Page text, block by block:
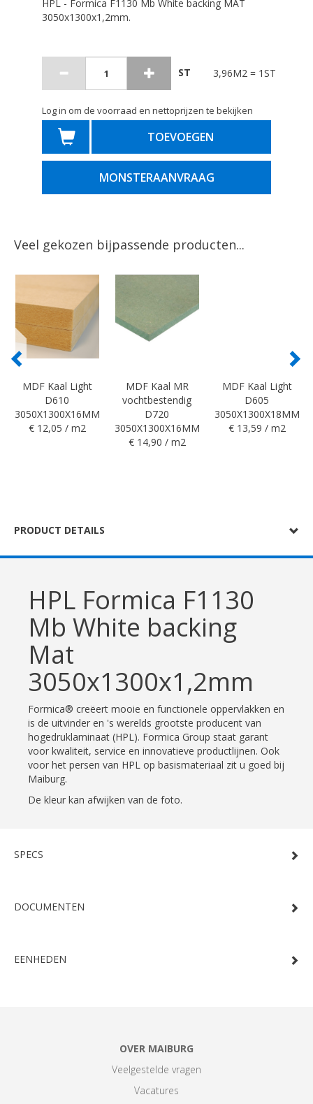
HPL - Formica F1130 Mb White backing MAT
3050x1300x1,2mm.
ST 3,96M2 = 1ST
Log in om de voorraad en nettoprijzen te bekijken
TOEVOEGEN
MONSTERAANVRAAG
Veel gekozen bijpassende producten...
MDF Kaal Light
D610
3050X1300X16MM
€ 12,05 / m2
MDF Kaal MR
vochtbestendig
D720
3050X1300X16MM
€ 14,90 / m2
MDF Kaal Light
D605
3050X1300X18MM
€ 13,59 / m2
PRODUCT DETAILS
HPL Formica F1130
Mb White backing
Mat
3050x1300x1,2mm
Formica® creëert mooie en functionele oppervlakken en
is de uitvinder en 's werelds grootste producent van
hogedruklaminaat (HPL). Formica Group staat garant
voor kwaliteit, service en innovatieve productlijnen. Ook
voor het persen van HPL op basismateriaal zit u goed bij
Maiburg.
De kleur kan afwijken van de foto.
SPECS
DOCUMENTEN
EENHEDEN
OVER MAIBURG
Veelgestelde vragen
Vacatures